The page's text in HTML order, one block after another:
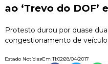
ao ‘Trevo do DOF’
Protesto durou por quase
congestionamento de
Estado NotíciasEm 11:0228/04/2017